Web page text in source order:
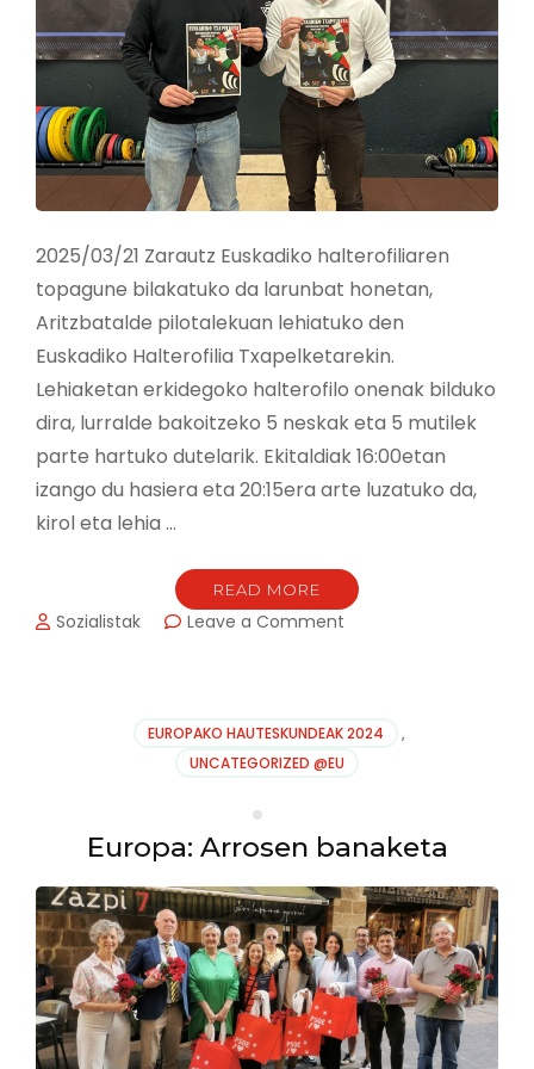
2025/03/21 Zarautz Euskadiko halterofiliaren
topagune bilakatuko da larunbat honetan,
Aritzbatalde pilotalekuan lehiatuko den
Euskadiko Halterofilia Txapelketarekin.
Lehiaketan erkidegoko halterofilo onenak bilduko
dira, lurralde bakoitzeko 5 neskak eta 5 mutilek
parte hartuko dutelarik. Ekitaldiak 16:00etan
izango du hasiera eta 20:15era arte luzatuko da,
kirol eta lehia …
READ MORE
Sozialistak Leave a Comment
KIROLDEGIAN
EUROPAKO HAUTESKUNDEAK 2024
,
UNCATEGORIZED @EU
Europa: Arrosen banaketa